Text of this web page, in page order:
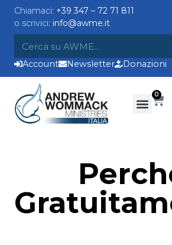
Chiamaci: +39 347 – 72 71 811
o scrivici: info@awme.it
Account Newsletter Donazioni
0